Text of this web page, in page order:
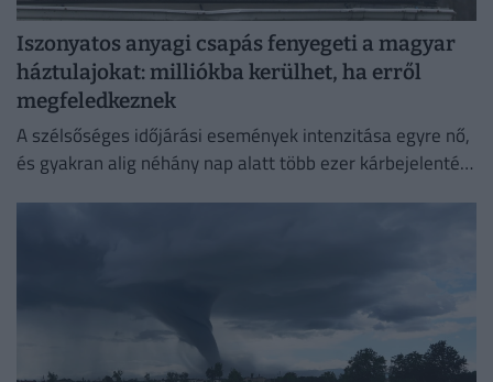
Iszonyatos anyagi csapás fenyegeti a magyar
háztulajokat: milliókba kerülhet, ha erről
megfeledkeznek
A szélsőséges időjárási események intenzitása egyre nő,
és gyakran alig néhány nap alatt több ezer kárbejelentést